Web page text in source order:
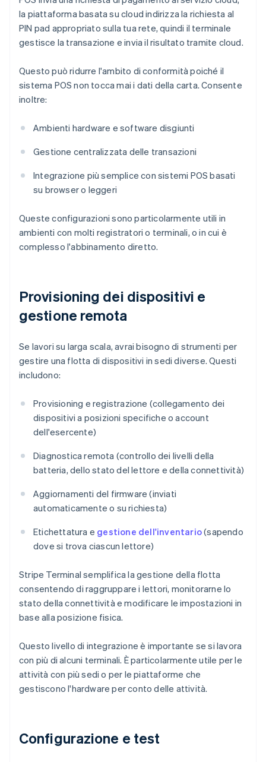
la piattaforma basata su cloud indirizza la richiesta al
PIN pad appropriato sulla tua rete, quindi il terminale
gestisce la transazione e invia il risultato tramite cloud.
Questo può ridurre l'ambito di conformità poiché il
sistema POS non tocca mai i dati della carta. Consente
inoltre:
Ambienti hardware e software disgiunti
Gestione centralizzata delle transazioni
Integrazione più semplice con sistemi POS basati
su browser o leggeri
Queste configurazioni sono particolarmente utili in
ambienti con molti registratori o terminali, o in cui è
complesso l'abbinamento diretto.
Provisioning dei dispositivi e
gestione remota
Se lavori su larga scala, avrai bisogno di strumenti per
gestire una flotta di dispositivi in sedi diverse. Questi
includono:
Provisioning e registrazione (collegamento dei
dispositivi a posizioni specifiche o account
dell'esercente)
Diagnostica remota (controllo dei livelli della
batteria, dello stato del lettore e della connettività)
Aggiornamenti del firmware (inviati
automaticamente o su richiesta)
Etichettatura e gestione dell'inventario(sapendo
dove si trova ciascun lettore)
Stripe Terminal semplifica la gestione della flotta
consentendo di raggruppare i lettori, monitorarne lo
stato della connettività e modificare le impostazioni in
base alla posizione fisica.
Questo livello di integrazione è importante se si lavora
con più di alcuni terminali. È particolarmente utile per le
attività con più sedi o per le piattaforme che
gestiscono l'hardware per conto delle attività.
Configurazione e test